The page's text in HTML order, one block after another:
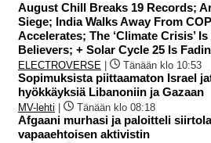
August Chill Breaks 19 Records;
Siege; India Walks Away From
Accelerates; The ‘Climate Crisis’
Believers; + Solar Cycle 25 Is
ELECTROVERSE Tänään klo 10:53
Sopimuksista piittaamaton Israel
hyökkäyksiä Libanoniin ja Gazaan
MV-lehti Tänään klo 08:18
Afgaani murhasi ja paloitteli
vapaaehtoisen aktivistin